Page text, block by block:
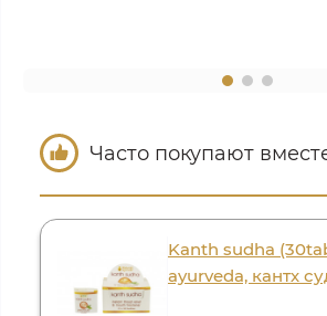
Часто покупают
Kanth sudha
ayurveda, кантх